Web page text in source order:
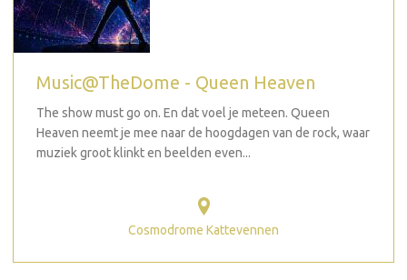
Music@TheDome - Queen Heaven
The show must go on. En dat voel je meteen. Queen
Heaven neemt je mee naar de hoogdagen van de rock, waar
muziek groot klinkt en beelden even...
Cosmodrome Kattevennen